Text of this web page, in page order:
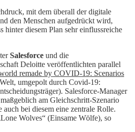
mit dem überall der digitale
den Menschen aufgedrückt wird,
hinter diesem Plan sehr einflussreiche
Salesforce und die
Deloitte veröffentlichten parallel
remade by COVID-19: Scenarios
umgepolt durch Covid-19:
Salesforce-Manager
am Gleichschritt-Szenario
auch bei diesem eine zentrale Rolle.
Wolves“ (Einsame Wölfe), so